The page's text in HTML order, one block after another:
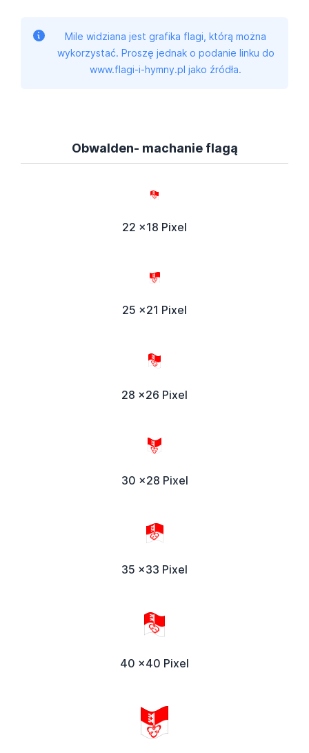
Mile widziana jest grafika flagi, którą można
wykorzystać. Proszę jednak o podanie linku do
www.flagi-i-hymny.pl jako źródła.
Obwalden- machanie flagą
22 x18 Pixel
25 x21 Pixel
28 x26 Pixel
30 x28 Pixel
35 x33 Pixel
40 x40 Pixel